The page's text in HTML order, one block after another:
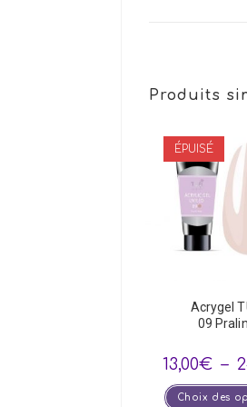
Produits
ÉPUISÉ
Acrygel
09
13,00€ –
Choix des